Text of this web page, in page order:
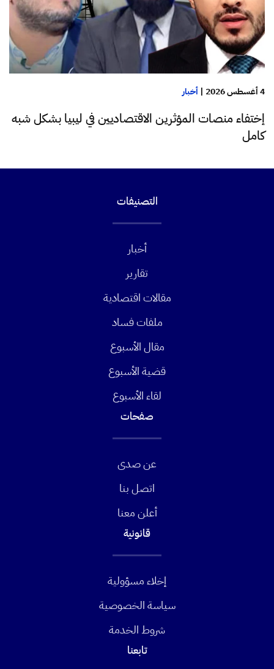
4 أغسطس 2026 | أخبار
إختفاء منصات المؤثرين الاقتصاديين في ليبيا بشكل شبه
كامل
التصنيفات
أخبار
تقارير
مقالات اقتصادية
ملفات فساد
مقال الأسبوع
قضية الأسبوع
لقاء الأسبوع
صفحات
عن صدى
اتصل بنا
أعلن معنا
قانونية
إخلاء مسؤولية
سياسة الخصوصية
شروط الخدمة
تابعنا